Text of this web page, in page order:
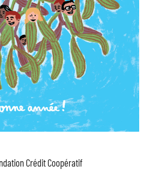
Crédit Coopératif